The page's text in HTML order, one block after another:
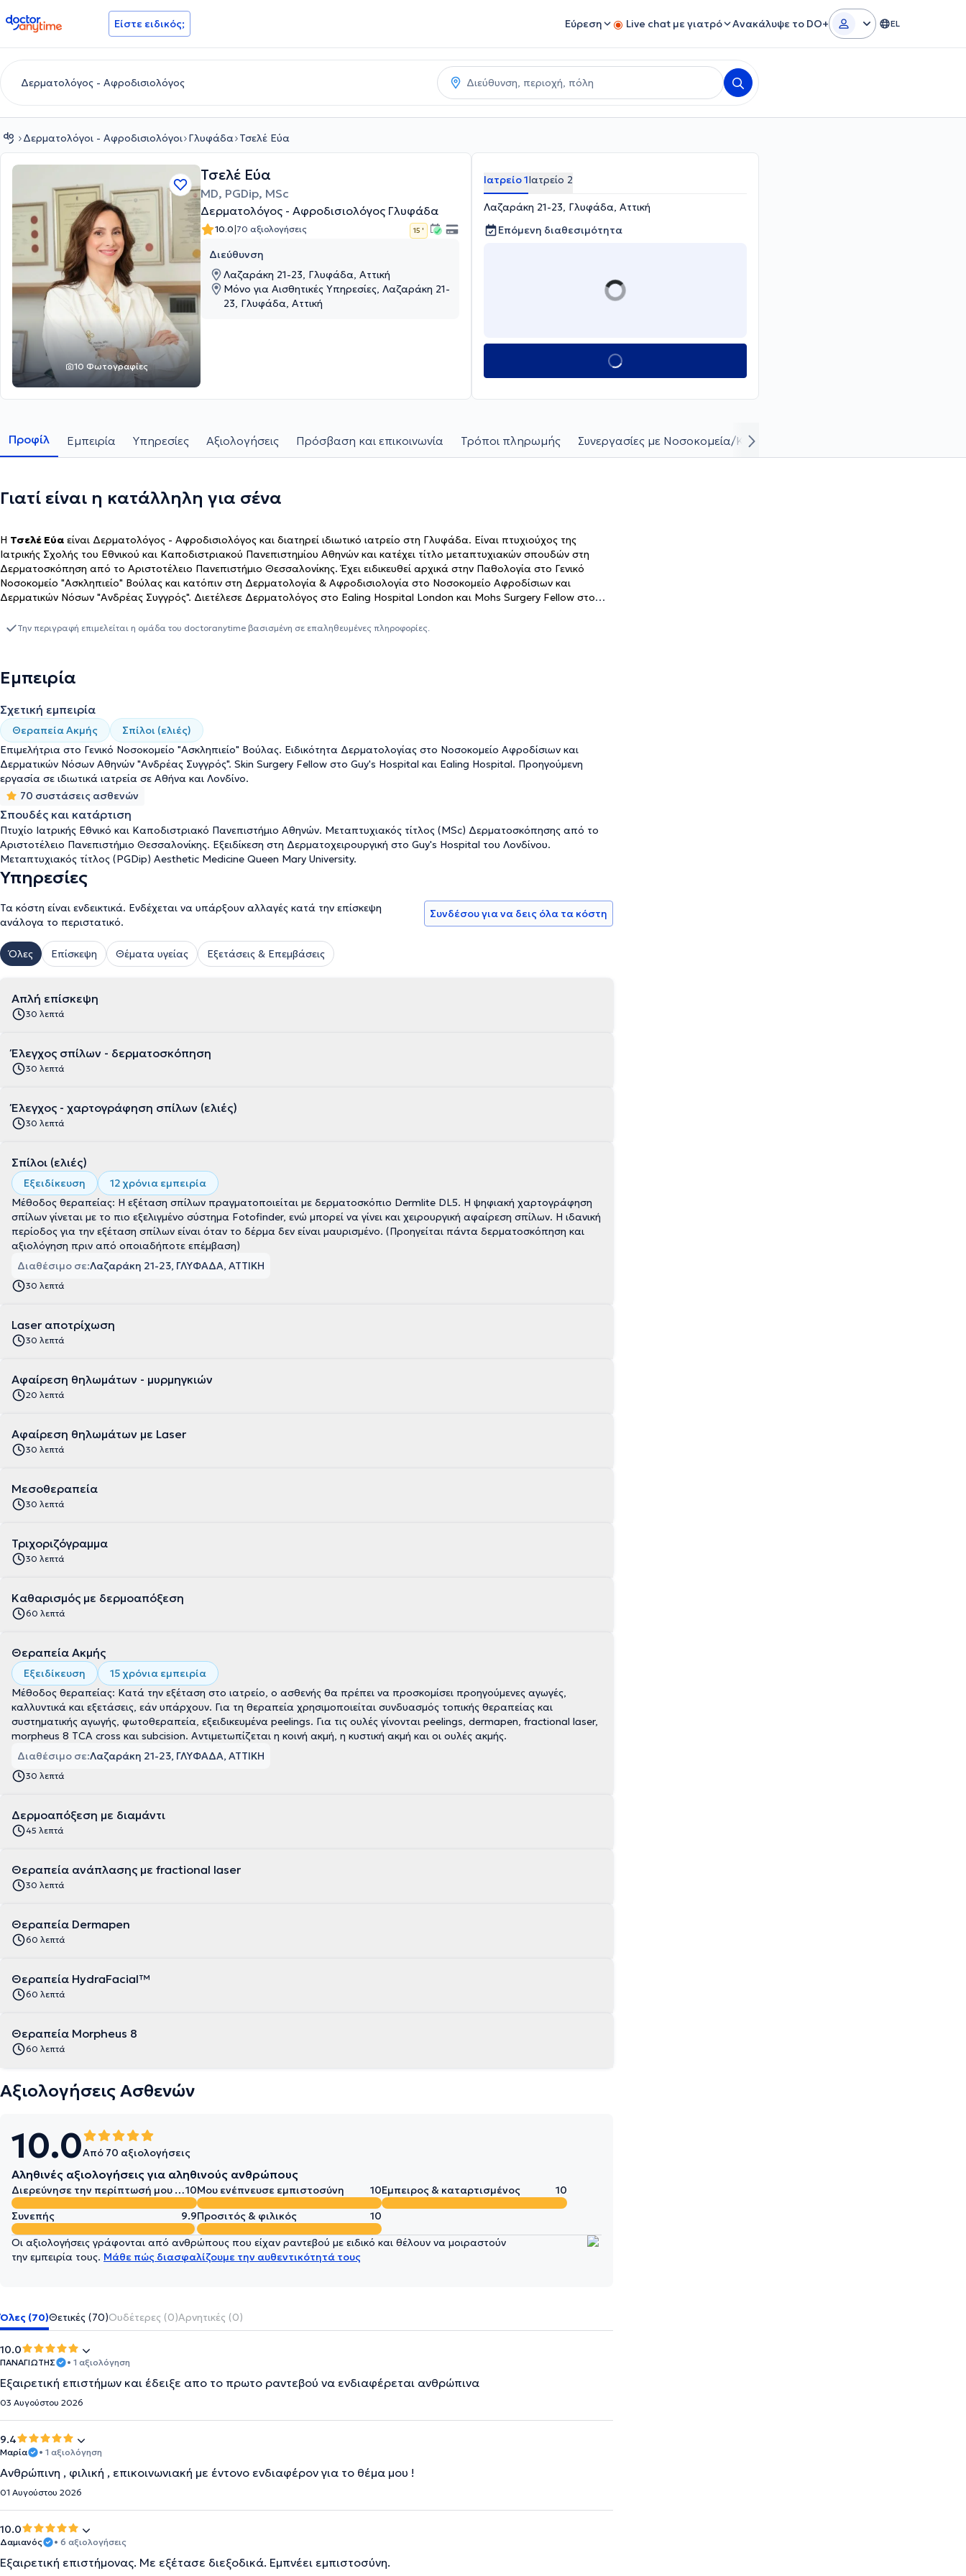
doctoranytime Είστε ειδικός; Εύρεση Live chat με γιατρό Ανακάλυψε το DO+ EL
Δερματολόγοι - Αφροδισιολόγοι Γλυφάδα Τσελέ Εύα
10 Φωτογραφίες
Τσελέ Εύα
MD, PGDip, MSc
Δερματολόγος - Αφροδισιολόγος Γλυφάδα
10.0|70 αξιολογήσεις 15 '
Διεύθυνση
Λαζαράκη 21-23, Γλυφάδα, Αττική
Μόνο για Αισθητικές Υπηρεσίες, Λαζαράκη 21-
23, Γλυφάδα, Αττική
Ιατρείο 1Ιατρείο 2
Λαζαράκη 21-23, Γλυφάδα, Αττική
Επόμενη διαθεσιμότητα
Προφίλ Εμπειρία Υπηρεσίες Αξιολογήσεις Πρόσβαση και επικοινωνία Τρόποι πληρωμής Συνεργασίες με Νοσοκομεία/Κλινικές
Γιατί είναι η κατάλληλη για σένα
Η Τσελέ Εύα είναι Δερματολόγος - Αφροδισιολόγος και διατηρεί ιδιωτικό ιατρείο στη Γλυφάδα. Είναι πτυχιούχος της
Ιατρικής Σχολής του Εθνικού και Καποδιστριακού Πανεπιστημίου Αθηνών και κατέχει τίτλο μεταπτυχιακών σπουδών στη
Δερματοσκόπηση από το Αριστοτέλειο Πανεπιστήμιο Θεσσαλονίκης. Έχει ειδικευθεί αρχικά στην Παθολογία στο Γενικό
Νοσοκομείο "Ασκληπιείο" Βούλας και κατόπιν στη Δερματολογία & Αφροδισιολογία στο Νοσοκομείο Αφροδίσιων και
Δερματικών Νόσων "Ανδρέας Συγγρός". Διετέλεσε Δερματολόγος στο Ealing Hospital London και Mohs Surgery Fellow στο
"Ασκληπιείο" Βούλας. Στο ιδιωτικό της ιατρείο παρέχει πλήθος υπηρεσιών, εξατομικευμένες για τις ανάγκες του εκάστοτε
Την περιγραφή επιμελείται η ομάδα του doctoranytime βασισμένη σε επαληθευμένες πληροφορίες.
Εμπειρία
Σχετική εμπειρία
Θεραπεία Ακμής
Σπίλοι (ελιές)
Επιμελήτρια στο Γενικό Νοσοκομείο "Ασκληπιείο" Βούλας. Ειδικότητα Δερματολογίας στο Νοσοκομείο Αφροδίσιων και
Δερματικών Νόσων Αθηνών "Ανδρέας Συγγρός". Skin Surgery Fellow στο Guy's Hospital και Ealing Hospital. Προηγούμενη
εργασία σε ιδιωτικά ιατρεία σε Αθήνα και Λονδίνο.
70 συστάσεις ασθενών
Σπουδές και κατάρτιση
Πτυχίο Ιατρικής Εθνικό και Καποδιστριακό Πανεπιστήμιο Αθηνών. Μεταπτυχιακός τίτλος (MSc) Δερματοσκόπησης από το
Αριστοτέλειο Πανεπιστήμιο Θεσσαλονίκης. Εξειδίκεση στη Δερματοχειρουργική στο Guy's Hospital του Λονδίνου.
Μεταπτυχιακός τίτλος (PGDip) Aesthetic Medicine Queen Mary University.
Υπηρεσίες
Τα κόστη είναι ενδεικτικά. Ενδέχεται να υπάρξουν αλλαγές κατά την επίσκεψη
ανάλογα το περιστατικό.
Συνδέσου για να δεις όλα τα κόστη
Όλες Επίσκεψη Θέματα υγείας Εξετάσεις & Επεμβάσεις
Απλή επίσκεψη
30 λεπτά
Έλεγχος σπίλων - δερματοσκόπηση
30 λεπτά
Έλεγχος - χαρτογράφηση σπίλων (ελιές)
30 λεπτά
Σπίλοι (ελιές)
Εξειδίκευση
12 χρόνια εμπειρία
Μέθοδος θεραπείας: Η εξέταση σπίλων πραγματοποιείται με δερματοσκόπιο Dermlite DL5. H ψηφιακή χαρτογράφηση
σπίλων γίνεται με το πιο εξελιγμένο σύστημα Fotofinder, ενώ μπορεί να γίνει και χειρουργική αφαίρεση σπίλων. Η ιδανική
περίοδος για την εξέταση σπίλων είναι όταν το δέρμα δεν είναι μαυρισμένο. (Προηγείται πάντα δερματοσκόπηση και
αξιολόγηση πριν από οποιαδήποτε επέμβαση)
Διαθέσιμο σε:Λαζαράκη 21-23, ΓΛΥΦΑΔΑ, ΑΤΤΙΚΗ
30 λεπτά
Laser αποτρίχωση
30 λεπτά
Αφαίρεση θηλωμάτων - μυρμηγκιών
20 λεπτά
Αφαίρεση θηλωμάτων με Laser
30 λεπτά
Μεσοθεραπεία
30 λεπτά
Τριχοριζόγραμμα
30 λεπτά
Kαθαρισμός με δερμοαπόξεση
60 λεπτά
Θεραπεία Ακμής
Εξειδίκευση
15 χρόνια εμπειρία
Μέθοδος θεραπείας: Κατά την εξέταση στο ιατρείο, ο ασθενής θα πρέπει να προσκομίσει προηγούμενες αγωγές,
καλλυντικά και εξετάσεις, εάν υπάρχουν. Για τη θεραπεία χρησιμοποιείται συνδυασμός τοπικής θεραπείας και
συστηματικής αγωγής, φωτοθεραπεία, εξειδικευμένα peelings. Για τις ουλές γίνονται peelings, dermapen, fractional laser,
morpheus 8 TCA cross και subcision. Αντιμετωπίζεται η κοινή ακμή, η κυστική ακμή και οι ουλές ακμής.
Διαθέσιμο σε:Λαζαράκη 21-23, ΓΛΥΦΑΔΑ, ΑΤΤΙΚΗ
30 λεπτά
Δερμοαπόξεση με διαμάντι
45 λεπτά
Θεραπεία ανάπλασης με fractional laser
30 λεπτά
Θεραπεία Dermapen
60 λεπτά
Θεραπεία HydraFacial™
60 λεπτά
Θεραπεία Morpheus 8
60 λεπτά
Αξιολογήσεις Ασθενών
10.0Από 70 αξιολογήσεις
Αληθινές αξιολογήσεις για αληθινούς ανθρώπους
Διερεύνησε την περίπτωσή μου σε βάθος10Μου ενέπνευσε εμπιστοσύνη 10Έμπειρος & καταρτισμένος
10
Συνεπής
9.9Προσιτός & φιλικός 10
Οι αξιολογήσεις γράφονται από ανθρώπους που είχαν ραντεβού με ειδικό και θέλουν να μοιραστούν
την εμπειρία τους. Μάθε πώς διασφαλίζουμε την αυθεντικότητά τους
Όλες (70)Θετικές (70)Ουδέτερες (0)Αρνητικές (0)
10.0
ΠΑΝΑΓΙΩΤΗΣ • 1 αξιολόγηση
Εξαιρετική επιστήμων και έδειξε απο το πρωτο ραντεβού να ενδιαφέρεται ανθρώπινα
03 Αυγούστου 2026
9.4
Μαρία • 1 αξιολόγηση
Ανθρώπινη , φιλική , επικοινωνιακή με έντονο ενδιαφέρον για το θέμα μου !
01 Αυγούστου 2026
10.0
Δαμιανός • 6 αξιολογήσεις
Εξαιρετική επιστήμονας. Με εξέτασε διεξοδικά. Εμπνέει εμπιστοσύνη.